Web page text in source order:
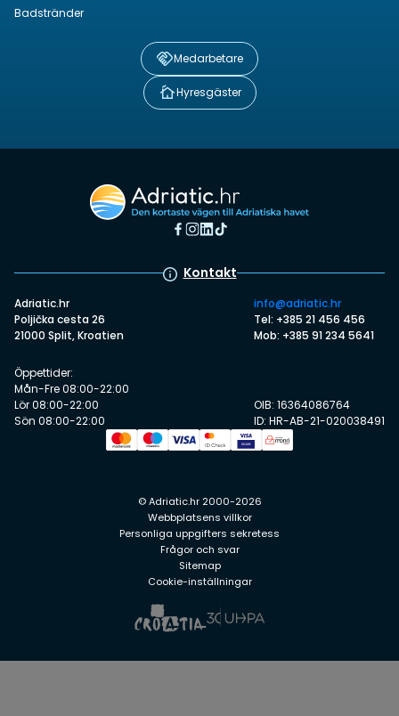
Badstränder
Medarbetare
Hyresgäster
Kontakt
Adriatic.hr
Poljička cesta 26
21000 Split, Kroatien
info@adriatic.hr
Tel: +385 21 456 456
Mob: +385 91 234 5641
Öppettider:
Mån-Fre 08:00-22:00
Lör 08:00-22:00
Sön 08:00-22:00
OIB: 16364086764
ID: HR-AB-21-020038491
© Adriatic.hr 2000-2026
Webbplatsens villkor
Personliga uppgifters sekretess
Frågor och svar
Sitemap
Cookie-inställningar